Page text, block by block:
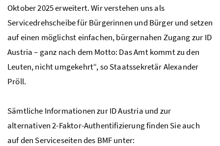
Oktober 2025 erweitert. Wir verstehen uns als
Servicedrehscheibe für Bürgerinnen und Bürger und setzen
auf einen möglichst einfachen, bürgernahen Zugang zur ID
Austria – ganz nach dem Motto: Das Amt kommt zu den
Leuten, nicht umgekehrt“, so Staatssekretär Alexander
Pröll.
Sämtliche Informationen zur ID Austria und zur
alternativen 2-Faktor-Authentifizierung finden Sie auch
auf den Serviceseiten des BMF unter: